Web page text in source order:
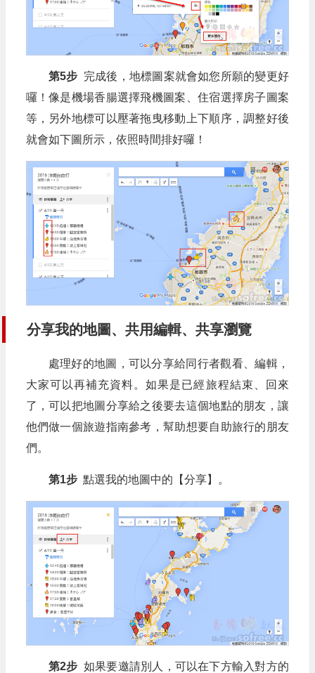
第5步 完成後，地標圖案就會如您所願的變更好
囉！像是機場香腸選擇飛機圖案、住宿選擇房子圖案
等，另外地標可以壓著拖曳移動上下順序，調整好後
就會如下圖所示，依照時間排好囉！
分享我的地圖、共用編輯、共享瀏覽
處理好的地圖，可以分享給同行者觀看、編輯，
大家可以再補充資料。如果是已經旅程結束、回來
了，可以把地圖分享給之後要去這個地點的朋友，讓
他們做一個旅遊指南參考，幫助想要自助旅行的朋友
們。
第1步點選我的地圖中的【分享】。
第2步 如果要邀請別人，可以在下方輸入對方的